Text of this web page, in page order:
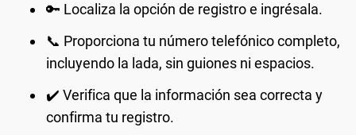
🔑 Localiza la opción de registro e ingrésala.
📞 Proporciona tu número telefónico completo,
incluyendo la lada, sin guiones ni espacios.
✔️ Verifica que la información sea correcta y
confirma tu registro.